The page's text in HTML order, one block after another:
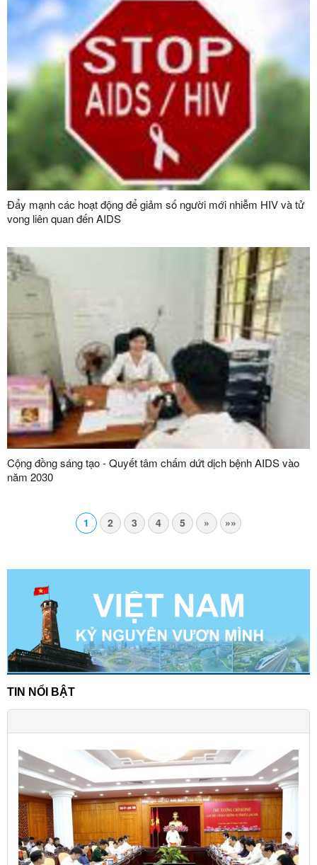
Đẩy mạnh các hoạt động để giảm số người mới nhiễm HIV và tử
vong liên quan đến AIDS
Cộng đồng sáng tạo - Quyết tâm chấm dứt dịch bệnh AIDS vào
năm 2030
1 2 3 4 5 » »»
TIN NỔI BẬT